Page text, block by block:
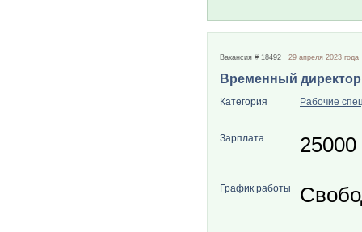
Вакансия # 18492 29 апреля 2023 года
Временный директор
Категория Рабочие
Зарплата 25000
График работы